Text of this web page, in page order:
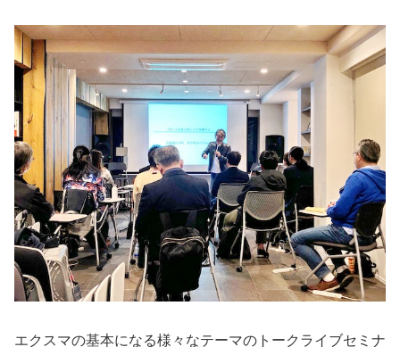
エクスマの基本になる様々なテーマのトークライブセミナ